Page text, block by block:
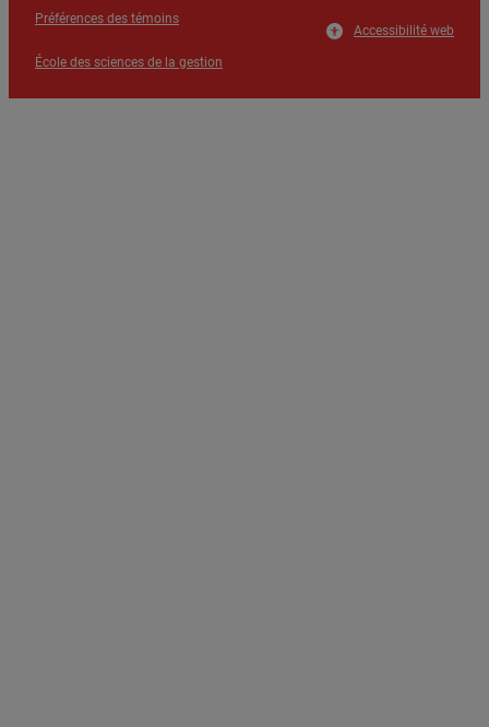
Préférences des témoins
École des sciences de la gestion
Accessibilité web